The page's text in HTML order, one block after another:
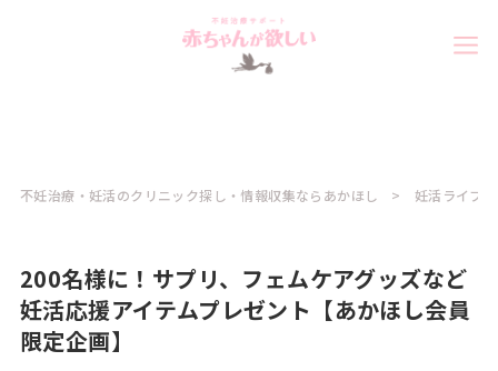
不妊治療・妊活のクリニック探し・情報収集ならあかほし 妊活ライフ
200名様に！サプリ、フェムケアグッズなど
妊活応援アイテムプレゼント【あかほし会員
限定企画】